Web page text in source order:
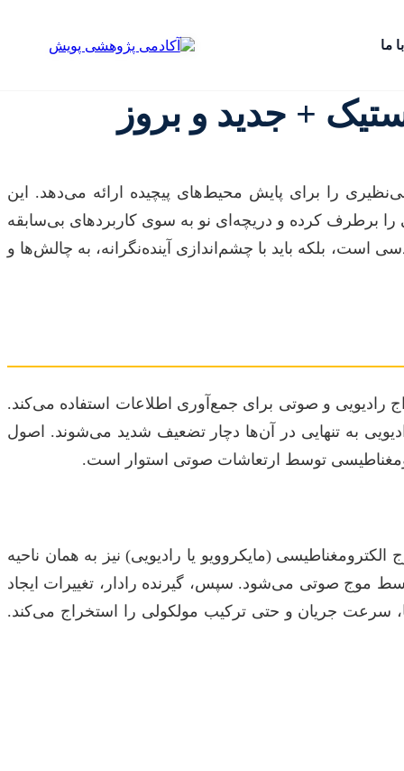
ما
+ جدید و بروز
را برای پایش محیط‌های پیچیده ارائه می‌دهد. این
را برطرف کرده و دریچه‌ای نو به سوی کاربردهای بی‌سابقه
است، بلکه باید با چشم‌اندازی آینده‌نگرانه، به چالش‌ها و
رادیویی و صوتی برای جمع‌آوری اطلاعات استفاده می‌کند.
به تنهایی در آن‌ها دچار تضعیف شدید می‌شوند. اصول
(مایکروویو یا رادیویی) نیز به همان ناحیه
موج صوتی می‌شود. سپس، گیرنده رادار، تغییرات ایجاد
سرعت جریان و حتی ترکیب مولکولی را استخراج می‌کند.